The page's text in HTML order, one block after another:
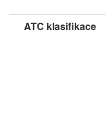
ATC klasifikace